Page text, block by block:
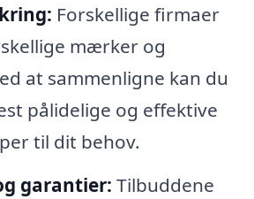
Forskellige firmaer
mærker og
at sammenligne kan du
pålidelige og effektive
til dit behov.
garantier: Tilbuddene